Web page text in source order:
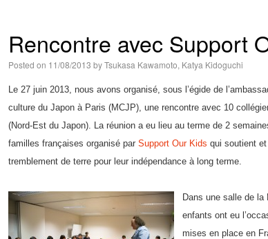
Rencontre avec Support
Posted on 11/08/2013 byTsukasa Kawamoto, Katya Kidoguchi
Le 27 juin 2013, nous avons organisé, sous l’égide de
culture du Japon à Paris (MCJP), une rencontre avec 10
(Nord-Est du Japon). La réunion a eu lieu au terme de 2
familles françaises organisé par Support Our Kids qui soutient
tremblement de terre pour leur indépendance à long terme.
Dans une salle de
enfants ont eu
mises en place en